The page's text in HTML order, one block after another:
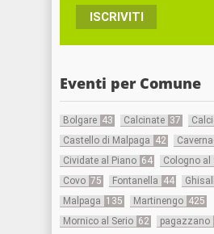
ISCRIVITI
Eventi per Comune
Bolgare 43 Calcinate 37
Castello di Malpaga 42
Cividate al Piano 64 Cologno al
Covo 75 Fontanella 44
Malpaga 135 Martinengo 425
Mornico al Serio 62 pagazzano